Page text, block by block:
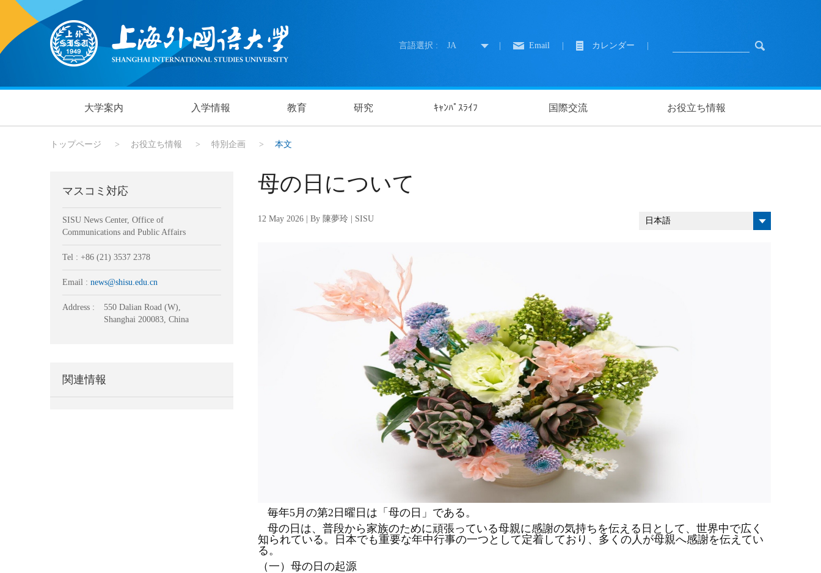
言語選択 : JA Email カレンダー
大学案内 入学情報 教育 研究 ｷｬﾝﾊﾟｽﾗｲﾌ 国際交流 お役立ち情報
トップページ > お役立ち情報 > 特別企画 > 本文
マスコミ対応
SISU News Center, Office of
Communications and Public Affairs
Tel : +86 (21) 3537 2378
Email : news@shisu.edu.cn
Address :
550 Dalian Road (W),
Shanghai 200083, China
関連情報
母の日について
12 May 2026 | By 陳夢玲 | SISU 日本語
毎年5月の第2日曜日は「母の日」である。
母の日は、普段から家族のために頑張っている母親に感謝の気持ちを伝える日として、世界中で広く
知られている。日本でも重要な年中行事の一つとして定着しており、多くの人が母親へ感謝を伝えてい
る。
（一） 母の日の起源